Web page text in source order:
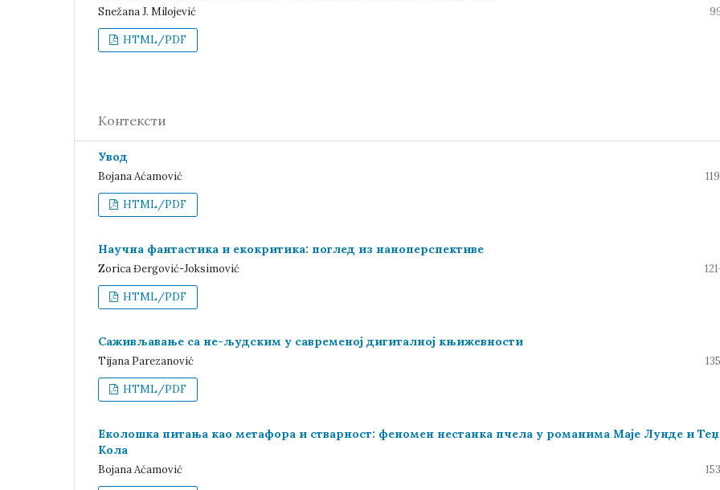
Snežana Ј. Milojević
HTML/PDF
Контексти
Увод
Bojana Aćamović
HTML/PDF
Научна фантастика и екокритика: поглед из наноперспективе
Zorica Đergović-Joksimović
HTML/PDF
Саживљавање са не-људским у савременој дигиталној књижевности
Tijana Parezanović
HTML/PDF
Еколошка питања као метафора и стварност: феномен нестанка пчела у романима Маје Лунде и
Кола
Bojana Aćamović